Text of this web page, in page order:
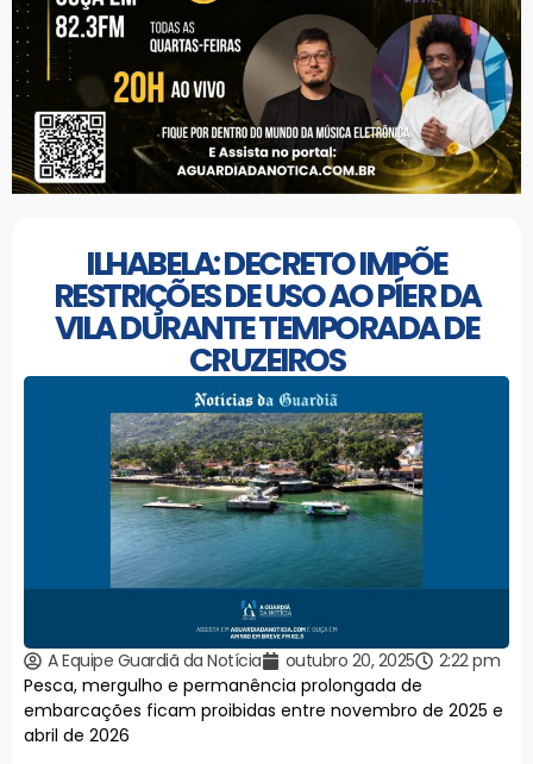
ILHABELA: DECRETO IMPÕE
RESTRIÇÕES DE USO AO PÍER DA
VILA DURANTE TEMPORADA DE
CRUZEIROS
A Equipe Guardiã da Notícia outubro 20, 2025
2:22 pm
Pesca, mergulho e permanência prolongada de
embarcações ficam proibidas entre novembro de 2025 e
abril de 2026